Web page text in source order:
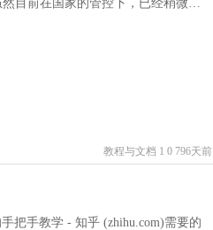
致无法正常打开网页，经过检查发
教程与文档 1 0 796天前
把手教学 - 知乎 (zhihu.com)需要的